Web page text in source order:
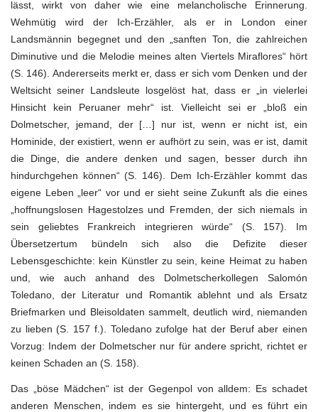
lässt, wirkt von daher wie eine melancholische Erinnerung.
Wehmütig wird der Ich-Erzähler, als er in London einer
Landsmännin begegnet und den „sanften Ton, die zahlreichen
Diminutive und die Melodie meines alten Viertels Miraflores“ hört
(S. 146). Andererseits merkt er, dass er sich vom Denken und der
Weltsicht seiner Landsleute losgelöst hat, dass er „in vielerlei
Hinsicht kein Peruaner mehr“ ist. Vielleicht sei er „bloß ein
Dolmetscher, jemand, der […] nur ist, wenn er nicht ist, ein
Hominide, der existiert, wenn er aufhört zu sein, was er ist, damit
die Dinge, die andere denken und sagen, besser durch ihn
hindurchgehen können“ (S. 146). Dem Ich-Erzähler kommt das
eigene Leben „leer“ vor und er sieht seine Zukunft als die eines
„hoffnungslosen Hagestolzes und Fremden, der sich niemals in
sein geliebtes Frankreich integrieren würde“ (S. 157). Im
Übersetzertum bündeln sich also die Defizite dieser
Lebensgeschichte: kein Künstler zu sein, keine Heimat zu haben
und, wie auch anhand des Dolmetscherkollegen Salomón
Toledano, der Literatur und Romantik ablehnt und als Ersatz
Briefmarken und Bleisoldaten sammelt, deutlich wird, niemanden
zu lieben (S. 157 f.). Toledano zufolge hat der Beruf aber einen
Vorzug: Indem der Dolmetscher nur für andere spricht, richtet er
keinen Schaden an (S. 158).
Das „böse Mädchen“ ist der Gegenpol von alldem: Es schadet
anderen Menschen, indem es sie hintergeht, und es führt ein